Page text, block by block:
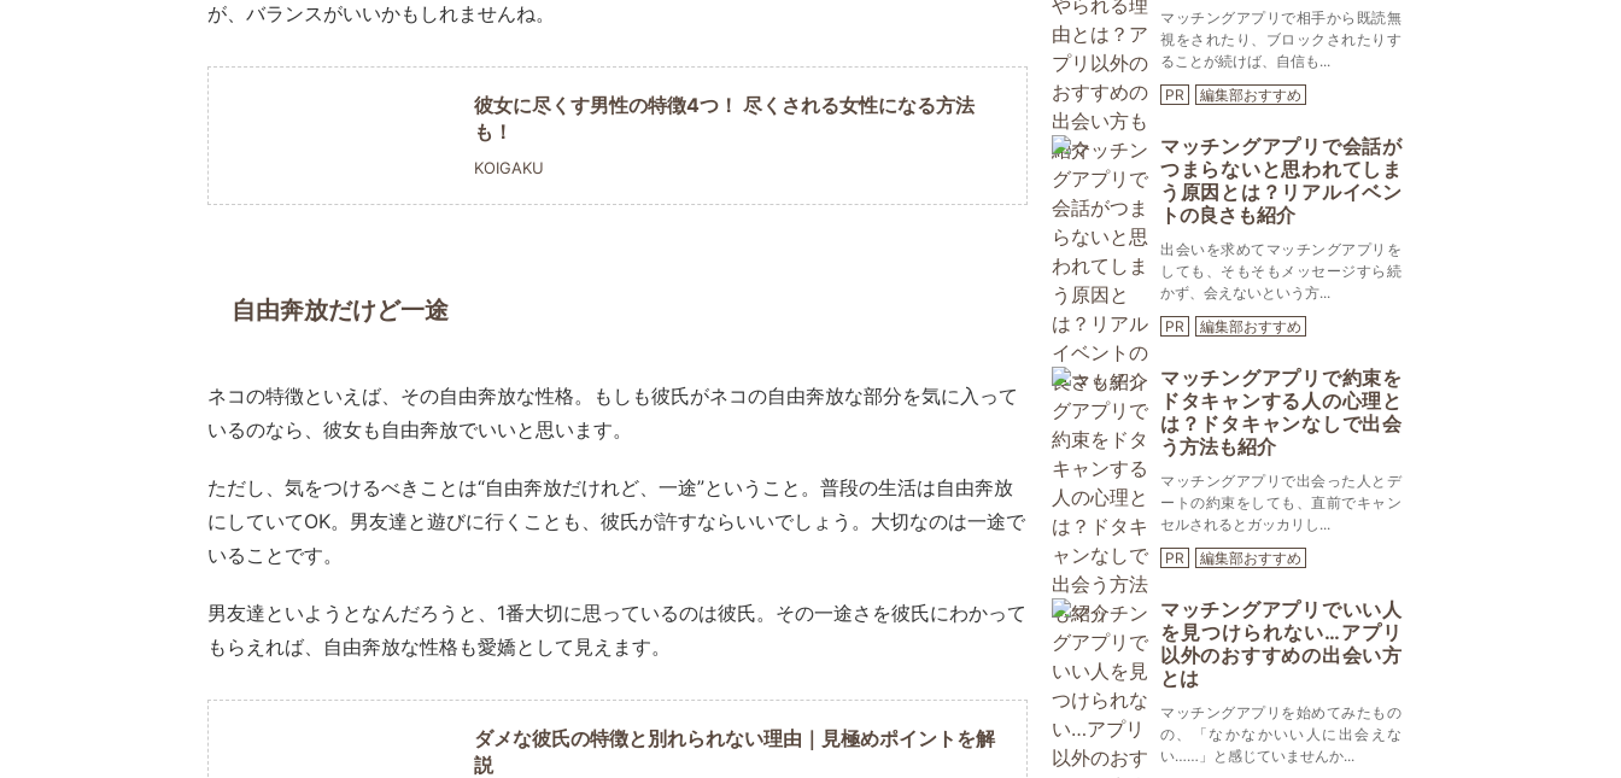
が、バランスがいいかもしれませんね。
彼女に尽くす男性の特徴4つ！ 尽くされる女性になる方法
も！
KOIGAKU
自由奔放だけど一途
ネコの特徴といえば、その自由奔放な性格。もしも彼氏がネコの自由奔放な部分を気に入って
いるのなら、彼女も自由奔放でいいと思います。
ただし、気をつけるべきことは“自由奔放だけれど、一途”ということ。普段の生活は自由奔放
にしていてOK。男友達と遊びに行くことも、彼氏が許すならいいでしょう。大切なのは一途で
いることです。
男友達といようとなんだろうと、1番大切に思っているのは彼氏。その一途さを彼氏にわかって
もらえれば、自由奔放な性格も愛嬌として見えます。
ダメな彼氏の特徴と別れられない理由｜見極めポイントを解
説
マッチングアプリで相手から既読無
視をされたり、ブロックされたりす
ることが続けば、自信も...
PR
編集部おすすめ
マッチングアプリで会話が
つまらないと思われてしま
う原因とは？リアルイベン
トの良さも紹介
出会いを求めてマッチングアプリを
しても、そもそもメッセージすら続
かず、会えないという方...
PR
編集部おすすめ
マッチングアプリで約束を
ドタキャンする人の心理と
は？ドタキャンなしで出会
う方法も紹介
マッチングアプリで出会った人とデ
ートの約束をしても、直前でキャン
セルされるとガッカリし...
PR
編集部おすすめ
マッチングアプリでいい人
を見つけられない…アプリ
以外のおすすめの出会い方
とは
マッチングアプリを始めてみたもの
の、「なかなかいい人に出会えな
い……」と感じていませんか...